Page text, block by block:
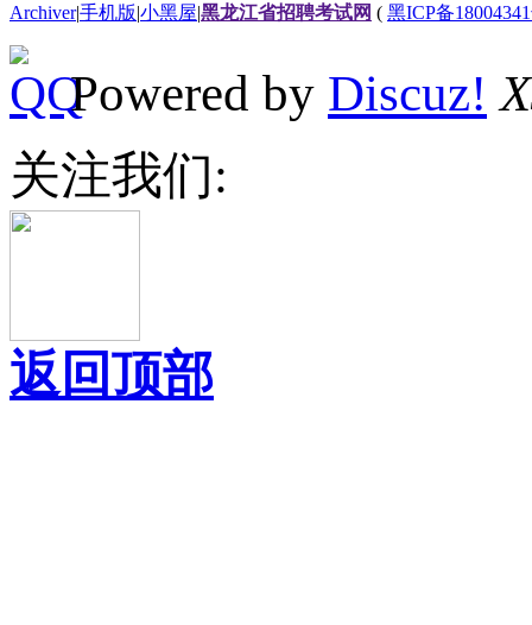
Archiver|手机版|小黑屋|黑龙江省招聘考试网 ( 黑ICP备
Powered by Discuz!
关注我们:
返回顶部